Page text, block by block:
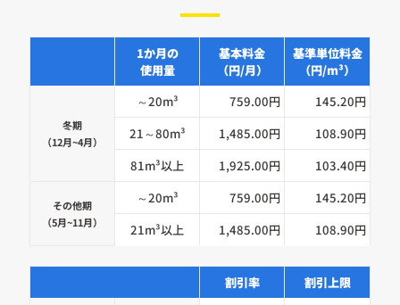
1か月の
使用量
基本料金
（円/月）
基準単位料金
（円/m³）
冬期
（12月~4月）
～20m³ 759.00円
145.20円
21～80m³
1,485.00円
108.90円
81m³以上
1,925.00円 103.40円
その他期
（5月~11月）
～20m³ 759.00円
145.20円
21m³以上
1,485.00円 108.90円
割引率 割引上限